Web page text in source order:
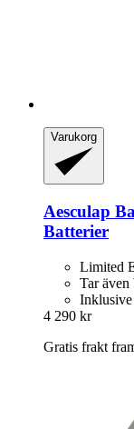
Varukorg
Aesculap
Batterier
Limited
Tar
Inklusive
4 290 kr
Gratis frakt